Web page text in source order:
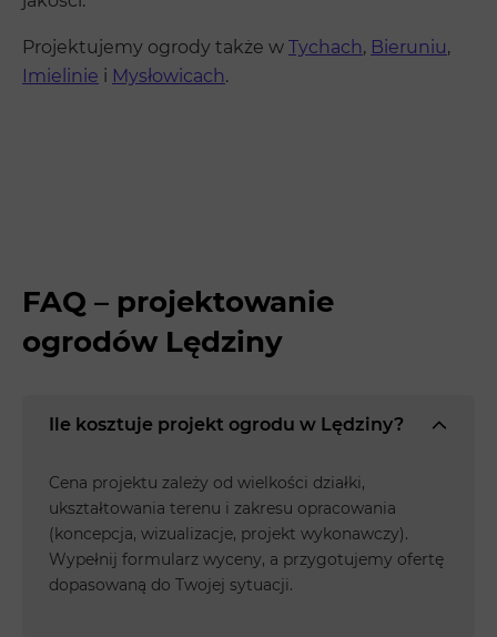
Projektujemy ogrody także w Tychach, Bieruniu,
Imielinie i Mysłowicach.
FAQ – projektowanie
ogrodów Lędziny
Ile kosztuje projekt ogrodu w Lędziny?
Cena projektu zależy od wielkości działki,
ukształtowania terenu i zakresu opracowania
(koncepcja, wizualizacje, projekt wykonawczy).
Wypełnij formularz wyceny, a przygotujemy ofertę
dopasowaną do Twojej sytuacji.